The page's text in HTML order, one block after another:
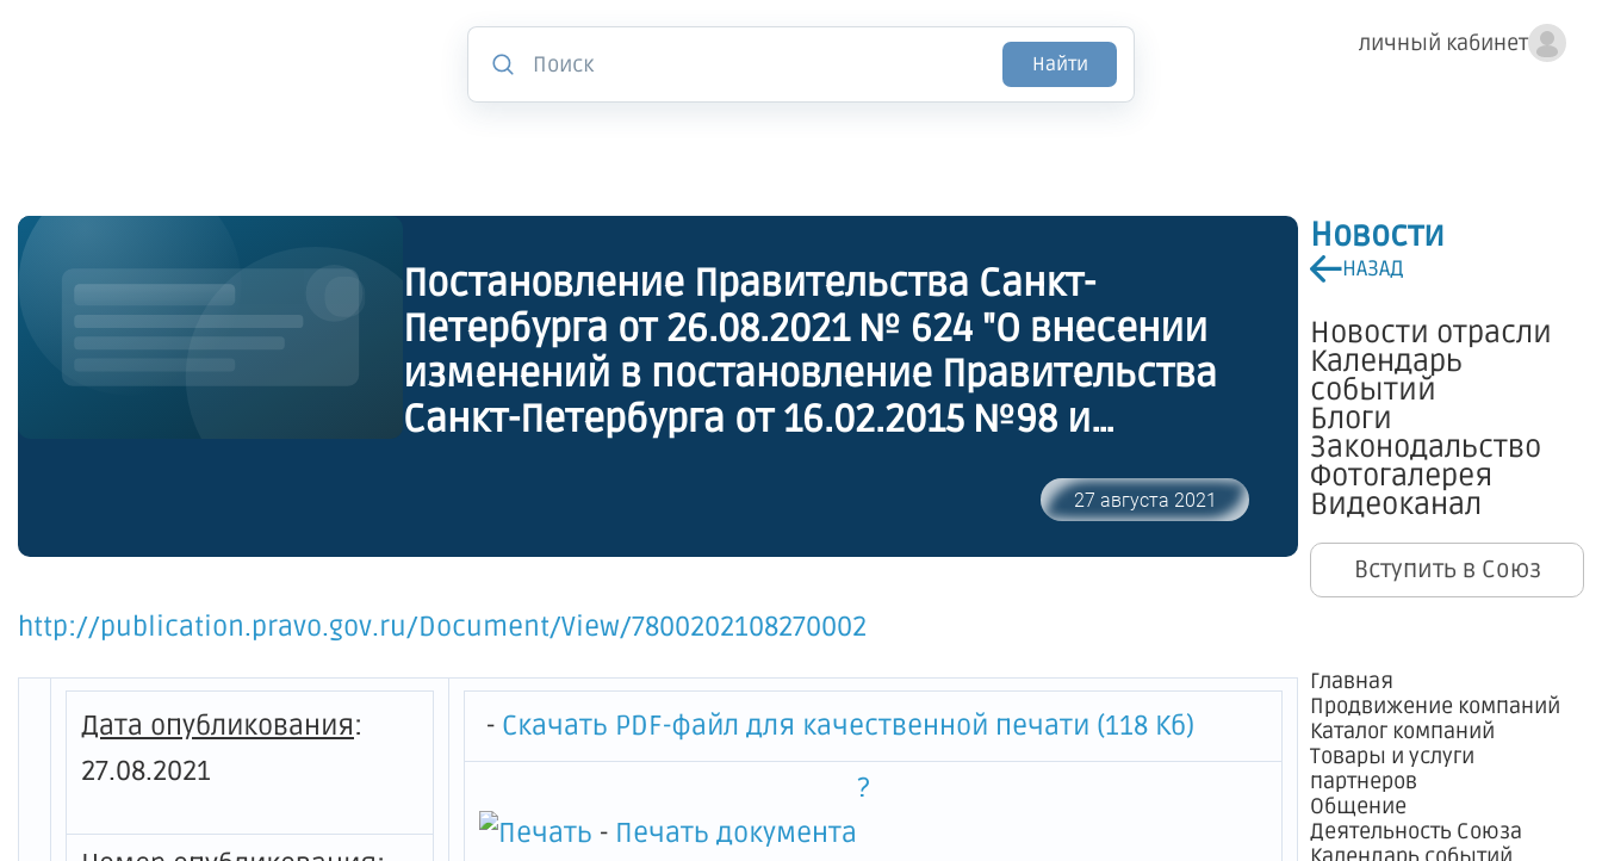
личный кабинет
Найти
Новости
НАЗАД
Новости отрасли
Календарь
событий
Блоги
Законодальство
Фотогалерея
Видеоканал
Вступить в Союз
Главная
Продвижение компаний
Каталог компаний
Товары и услуги
партнеров
Общение
Деятельность Союза
Постановление Правительства Санкт-
Петербурга от 26.08.2021 № 624 "О внесении
изменений в постановление Правительства
Санкт-Петербурга от 16.02.2015 №98 и
государственного унитарного предприятия
"Городское управление инвентаризации и
27 августа 2021
http://publication.pravo.gov.ru/Document/View/7800202108270002
Дата опубликования:
27.08.2021
- Скачать PDF-файл для качественной печати (118 Кб)
- Печать документа
?